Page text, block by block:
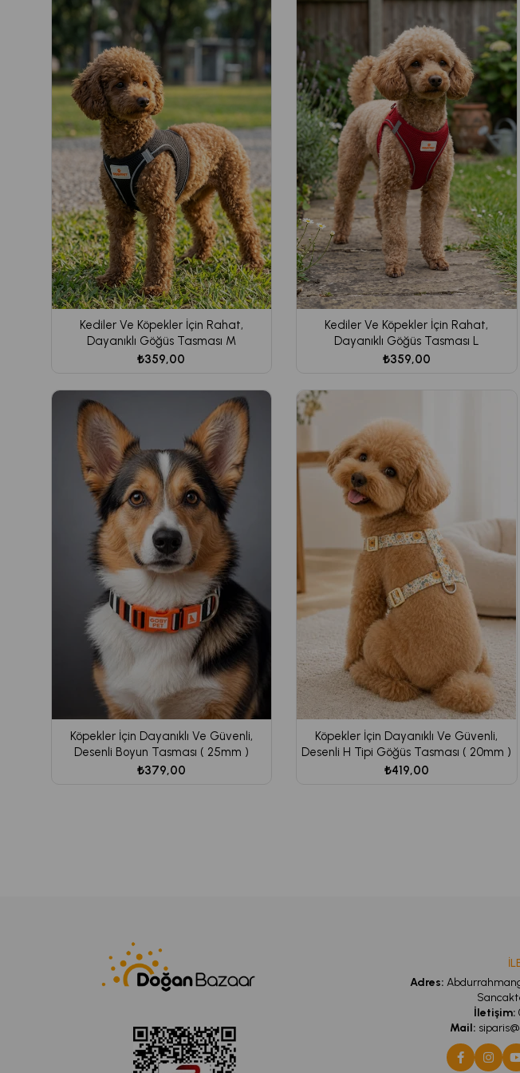
Kediler Ve Köpekler İçin Rahat,
Dayanıklı Göğüs Tasması M
₺359,00
Kediler Ve Köpekler İçin Rahat,
Dayanıklı Göğüs Tasması L
₺359,00
Köpekler İçin Dayanıklı Ve Güvenli,
Desenli Boyun Tasması ( 25mm )
₺379,00
Köpekler İçin Dayanıklı Ve Güvenli,
Desenli H Tipi Göğüs Tasması ( 20mm )
₺419,00
Adres:
İletişim:
Mail: